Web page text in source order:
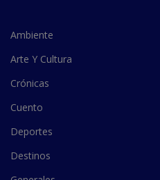
Ambiente
Arte Y Cultura
Crónicas
Cuento
Deportes
Destinos